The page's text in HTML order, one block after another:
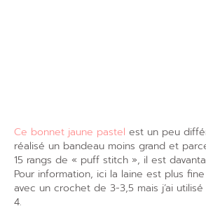
Ce bonnet jaune pastel est un peu
réalisé un bandeau moins grand et
15 rangs de « puff stitch », il est
Pour information, ici la laine est plus
avec un crochet de 3-3,5 mais j’ai
4.